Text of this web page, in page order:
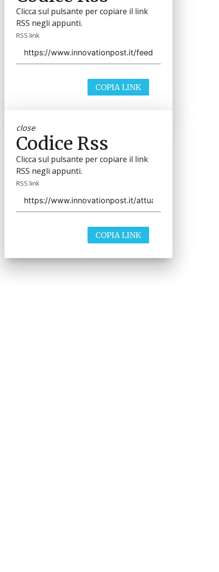
Clicca sul pulsante per copiare il link
RSS negli appunti.
RSS link
COPIA LINK
close
Codice Rss
Clicca sul pulsante per copiare il link
RSS negli appunti.
RSS link
COPIA LINK